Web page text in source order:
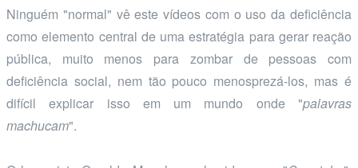
Ninguém "normal" vê este vídeos com o uso da deficiência
como elemento central de uma estratégia para gerar reação
pública, muito menos para zombar de pessoas com
deficiência social, nem tão pouco menosprezá-los, mas é
difícil explicar isso em um mundo onde "palavras
machucam".